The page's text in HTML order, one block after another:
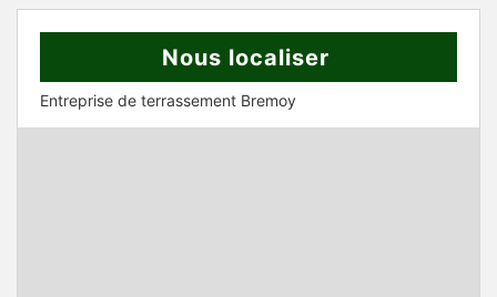
Nous localiser
Entreprise de terrassement Bremoy